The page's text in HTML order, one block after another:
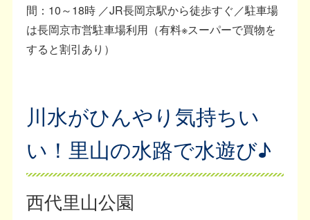
間：10～18時 ／JR長岡京駅から徒歩すぐ／駐車場
は長岡京市営駐車場利用（有料※スーパーで買物を
すると割引あり）
川水がひんやり気持ちい
い！里山の水路で水遊び♪
西代里山公園